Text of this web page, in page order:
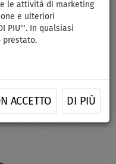
le attività di marketing
e ulteriori
PIU'". In qualsiasi
prestato.
ACCETTO DI PIÙ
WS Waist
grigio -
Next